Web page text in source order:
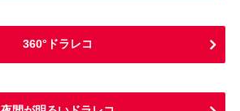
360°ドラレコ